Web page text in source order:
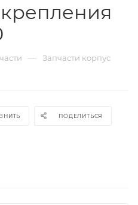
— Запчасти корпус
ПОДЕЛИТЬСЯ